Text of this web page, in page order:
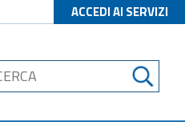
ACCEDI AI SERVIZI